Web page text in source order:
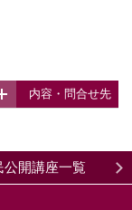
内容・問合せ先
公開講座一覧